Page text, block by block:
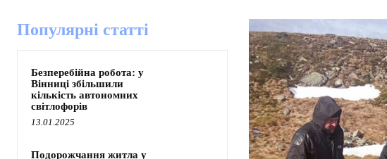
Популярні статті
Безперебійна робота: у
Вінниці збільшили
кількість автономних
світлофорів
13.01.2025
Подорожчання житла у